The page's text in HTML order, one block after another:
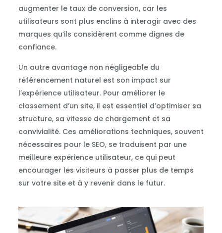
augmenter le taux de conversion, car les
utilisateurs sont plus enclins à interagir avec des
marques qu’ils considèrent comme dignes de
confiance.
Un autre avantage non négligeable du
référencement naturel est son impact sur
l’expérience utilisateur. Pour améliorer le
classement d’un site, il est essentiel d’optimiser sa
structure, sa vitesse de chargement et sa
convivialité. Ces améliorations techniques, souvent
nécessaires pour le SEO, se traduisent par une
meilleure expérience utilisateur, ce qui peut
encourager les visiteurs à passer plus de temps
sur votre site et à y revenir dans le futur.